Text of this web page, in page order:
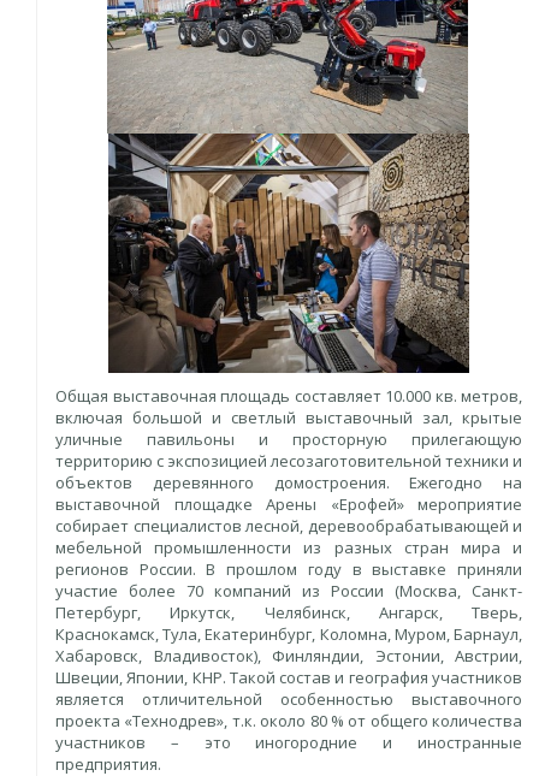
Общая выставочная площадь составляет 10.000 кв. метров,
включая большой и светлый выставочный зал, крытые
уличные павильоны и просторную прилегающую
территорию с экспозицией лесозаготовительной техники и
объектов деревянного домостроения. Ежегодно на
выставочной площадке Арены «Ерофей» мероприятие
собирает специалистов лесной, деревообрабатывающей и
мебельной промышленности из разных стран мира и
регионов России. В прошлом году в выставке приняли
участие более 70 компаний из России (Москва, Санкт-
Петербург, Иркутск, Челябинск, Ангарск, Тверь,
Краснокамск, Тула, Екатеринбург, Коломна, Муром, Барнаул,
Хабаровск, Владивосток), Финляндии, Эстонии, Австрии,
Швеции, Японии, КНР. Такой состав и география участников
является отличительной особенностью выставочного
проекта «Технодрев», т.к. около 80 % от общего количества
участников – это иногородние и иностранные
предприятия.